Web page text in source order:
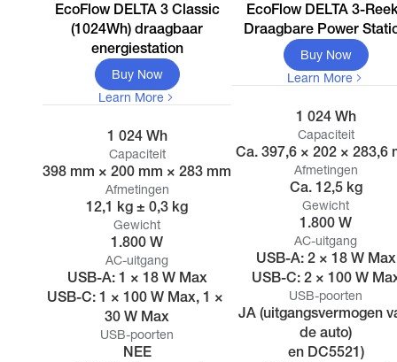
EcoFlow DELTA 3 Classic
(1024Wh) draagbaar
energiestation
Buy Now
Learn More
1 024 Wh
Capaciteit
398 mm × 200 mm × 283 mm
Afmetingen
12,1 kg ± 0,3 kg
Gewicht
1.800 W
AC-uitgang
USB-A: 1 × 18 W Max
USB-C: 1 × 100 W Max, 1 ×
30 W Max
USB-poorten
NEE
EcoFlow DELTA 3-
Draagbare Power
Buy Now
Learn More
1 024 Wh
Capaciteit
Ca. 397,6 × 202 × 283,6
Afmetingen
Ca. 12,5 kg
Gewicht
1.800 W
AC-uitgang
USB-A: 2 × 18 W Max
USB-C: 2 × 100 W
USB-poorten
JA (uitgangsvermogen
de auto)
en DC5521)